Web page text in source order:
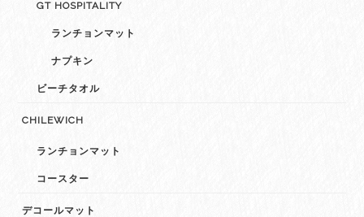
GT HOSPITALITY
ランチョンマット
ナプキン
ビーチタオル
CHILEWICH
ランチョンマット
コースター
デコールマット